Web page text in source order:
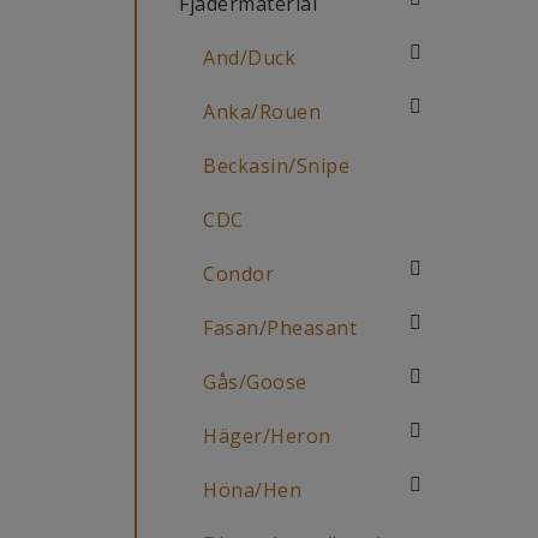
And/Duck
Anka/Rouen
Beckasin/Snipe
CDC
Condor
Fasan/Pheasant
Gås/Goose
Häger/Heron
Höna/Hen